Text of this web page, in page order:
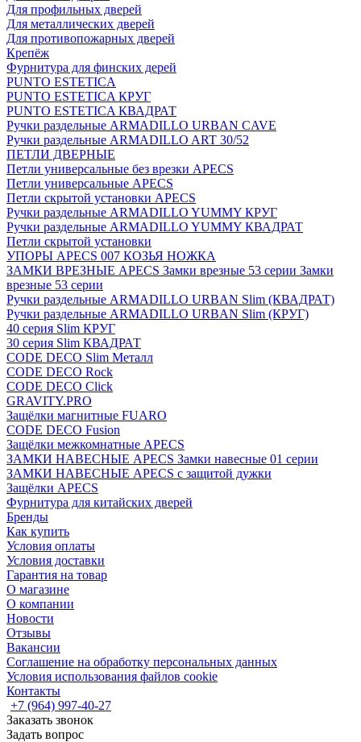
Для профильных дверей
Для металлических дверей
Для противопожарных дверей
Крепёж
Фурнитура для финских дерей
PUNTO ESTETICA
PUNTO ESTETICA КРУГ
PUNTO ESTETICA КВАДРАТ
Ручки раздельные ARMADILLO URBAN CAVE
Ручки раздельные ARMADILLO ART 30/52
ПЕТЛИ ДВЕРНЫЕ
Петли универсальные без врезки APECS
Петли универсальные APECS
Петли скрытой установки APECS
Ручки раздельные ARMADILLO YUMMY КРУГ
Ручки раздельные ARMADILLO YUMMY КВАДРАТ
Петли скрытой установки
УПОРЫ APECS 007 КОЗЬЯ НОЖКА
ЗАМКИ ВРЕЗНЫЕ APECS Замки врезные 53 серии Замки
врезные 53 серии
Ручки раздельные ARMADILLO URBAN Slim (КВАДРАТ)
Ручки раздельные ARMADILLO URBAN Slim (КРУГ)
40 серия Slim КРУГ
30 серия Slim КВАДРАТ
CODE DECO Slim Металл
CODE DECO Rock
CODE DECO Click
GRAVITY.PRO
Защёлки магнитные FUARO
CODE DECO Fusion
Защёлки межкомнатные APECS
ЗАМКИ НАВЕСНЫЕ APECS Замки навесные 01 серии
ЗАМКИ НАВЕСНЫЕ APECS с защитой дужки
Защёлки APECS
Фурнитура для китайских дверей
Бренды
Как купить
Условия оплаты
Условия доставки
Гарантия на товар
О магазине
О компании
Новости
Отзывы
Вакансии
Соглашение на обработку персональных данных
Условия использования файлов cookie
Контакты
+7 (964) 997-40-27
Заказать звонок
Задать вопрос